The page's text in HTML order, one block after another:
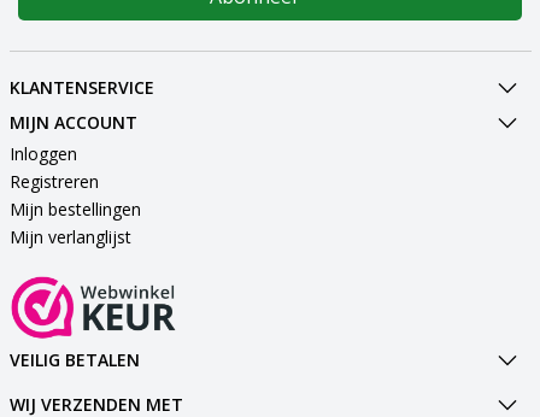
KLANTENSERVICE
MIJN ACCOUNT
Inloggen
Registreren
Mijn bestellingen
Mijn verlanglijst
VEILIG BETALEN
WIJ VERZENDEN MET